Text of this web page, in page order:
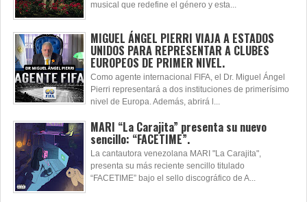
musical que redefine el género y esta...
MIGUEL ÁNGEL PIERRI VIAJA A ESTADOS
UNIDOS PARA REPRESENTAR A CLUBES
EUROPEOS DE PRIMER NIVEL.
Como agente internacional FIFA, el Dr. Miguel Ángel
Pierri representará a dos instituciones de primerísimo
nivel de Europa. Además, abrirá l...
MARI “La Carajita” presenta su nuevo
sencillo: “FACETIME”.
La cantautora venezolana MARI "La Carajita",
presenta su más reciente sencillo titulado
“FACETIME” bajo el sello discográfico de A...